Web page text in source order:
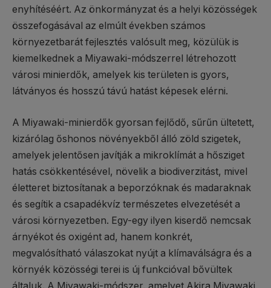
enyhítéséért. Az önkormányzat és a helyi közösségek
összefogásával az elmúlt években számos
környezetbarát fejlesztés valósult meg, közülük is
kiemelkednek a Miyawaki-módszerrel létrehozott
városi minierdők, amelyek kis területen is gyors,
látványos és hosszú távú hatást képesek elérni.
A Miyawaki-minierdők gyorsan fejlődő, sűrűn ültetett,
kizárólag őshonos növényekből álló zöld szigetek,
amelyek jelentősen javítják a mikroklímát a hősziget
hatás csökkentésével, növelik a biodiverzitást, mivel
életteret biztosítanak a beporzóknak és madaraknak
és segítik a csapadékvíz természetes elvezetését a
városi környezetben. Egy-egy ilyen kiserdő nemcsak
árnyékot és oxigént ad, hanem konkrét,
megvalósítható válaszokat nyújt a klímaválságra és a
környék közösségi terei is új funkcióval bővültek